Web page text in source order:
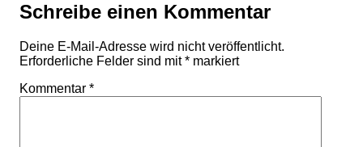
Schreibe einen Kommentar
Deine E-Mail-Adresse wird nicht veröffentlicht.
Erforderliche Felder sind mit* markiert
Kommentar *